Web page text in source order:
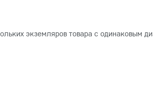
экземляров товара с одинаковым